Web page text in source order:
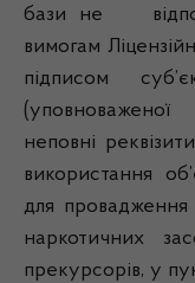
бази не
вимогам
підписом
неповні
використання
для провадження
наркотичних
прекурсорів, у